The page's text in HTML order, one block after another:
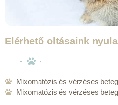
Elérhető oltásaink
Mixomatózis és vérzéses
Mixomatózis és vérzéses